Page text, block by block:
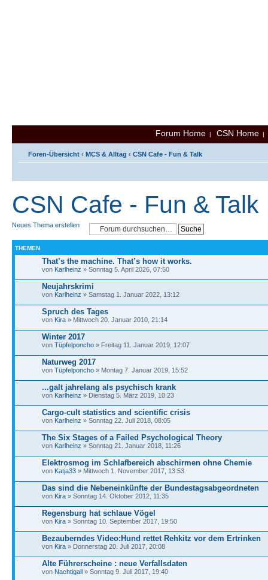
Forum Home | CSN Home
Foren-Übersicht ‹ MCS & Alltag ‹ CSN Cafe - Fun & Talk
CSN Cafe - Fun & Talk
Neues Thema erstellen
THEMEN
That’s the machine. That’s how it works.
von Karlheinz » Sonntag 5. April 2026, 07:50
Neujahrskrimi
von Karlheinz » Samstag 1. Januar 2022, 13:12
Spruch des Tages
von Kira » Mittwoch 20. Januar 2010, 21:14
Winter 2017
von Tüpfelponcho » Freitag 11. Januar 2019, 12:07
Naturweg 2017
von Tüpfelponcho » Montag 7. Januar 2019, 15:52
...galt jahrelang als psychisch krank
von Karlheinz » Dienstag 5. März 2019, 10:23
Cargo-cult statistics and scientific crisis
von Karlheinz » Sonntag 22. Juli 2018, 08:05
The Six Stages of a Failed Psychological Theory
von Karlheinz » Sonntag 21. Januar 2018, 11:26
Elektrosmog im Schlafbereich abschirmen ohne Chemie
von Katja33 » Mittwoch 1. November 2017, 13:53
Das sind die Nebeneinkünfte der Bundestagsabgeordneten
von Kira » Sonntag 14. Oktober 2012, 11:35
Regensburg hat schlaue Vögel
von Kira » Sonntag 10. September 2017, 19:50
Bezauberndes Video:Hund rettet Rehkitz vor dem Ertrinken
von Kira » Donnerstag 20. Juli 2017, 20:08
Alte Führerscheine : neue Verfallsdaten
von Nachtigall » Sonntag 9. Juli 2017, 19:40